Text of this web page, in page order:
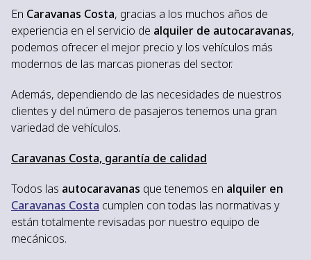
En Caravanas Costa, gracias a los muchos años de
experiencia en el servicio de alquiler de autocaravanas,
podemos ofrecer el mejor precio y los vehículos más
modernos de las marcas pioneras del sector.
Además, dependiendo de las necesidades de nuestros
clientes y del número de pasajeros tenemos una gran
variedad de vehículos.
Caravanas Costa, garantía de calidad
Todos las autocaravanas que tenemos en alquiler en
Caravanas Costa cumplen con todas las normativas y
están totalmente revisadas por nuestro equipo de
mecánicos.